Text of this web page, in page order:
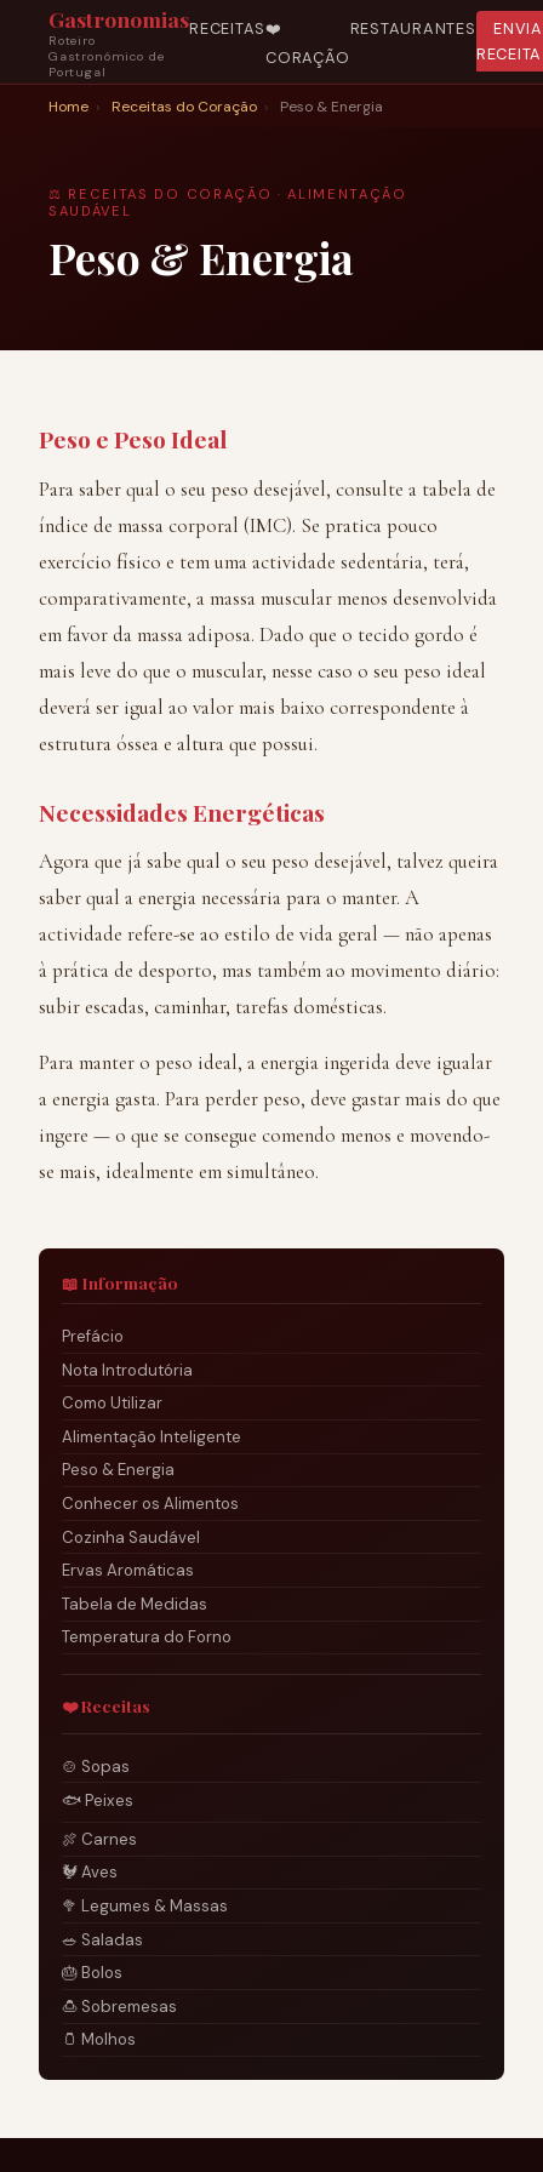
Gastronomias
Roteiro
Gastronómico de
Portugal
RECEITAS❤️
CORAÇÃO
RESTAURANTES
RECEITA
Home › Receitas do Coração › Peso & Energia
⚖️ RECEITAS DO CORAÇÃO · ALIMENTAÇÃO
SAUDÁVEL
Peso & Energia
Peso e Peso Ideal
Para saber qual o seu peso desejável, consulte a tabela de
índice de massa corporal (IMC). Se pratica pouco
exercício físico e tem uma actividade sedentária, terá,
comparativamente, a massa muscular menos desenvolvida
em favor da massa adiposa. Dado que o tecido gordo é
mais leve do que o muscular, nesse caso o seu peso ideal
deverá ser igual ao valor mais baixo correspondente à
estrutura óssea e altura que possui.
Necessidades Energéticas
Agora que já sabe qual o seu peso desejável, talvez queira
saber qual a energia necessária para o manter. A
actividade refere-se ao estilo de vida geral — não apenas
à prática de desporto, mas também ao movimento diário:
subir escadas, caminhar, tarefas domésticas.
Para manter o peso ideal, a energia ingerida deve igualar
a energia gasta. Para perder peso, deve gastar mais do que
ingere — o que se consegue comendo menos e movendo-
se mais, idealmente em simultâneo.
📖 Informação
Prefácio
Nota Introdutória
Como Utilizar
Alimentação Inteligente
Peso & Energia
Conhecer os Alimentos
Cozinha Saudável
Ervas Aromáticas
Tabela de Medidas
Temperatura do Forno
❤️ Receitas
🍲 Sopas
🐟 Peixes
🍖 Carnes
🐓 Aves
🥦 Legumes & Massas
🥗 Saladas
🎂 Bolos
🍮 Sobremesas
🫙 Molhos